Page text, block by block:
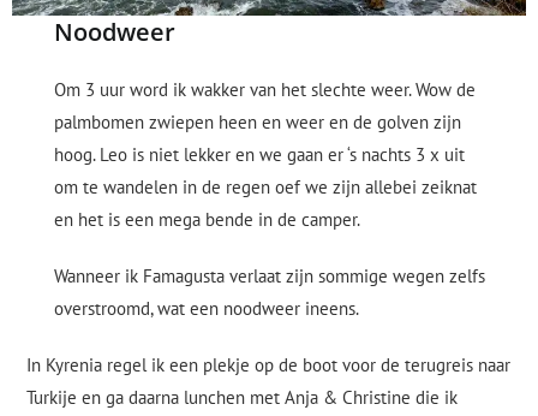
Noodweer
Om 3 uur word ik wakker van het slechte weer. Wow de
palmbomen zwiepen heen en weer en de golven zijn
hoog. Leo is niet lekker en we gaan er ‘s nachts 3 x uit
om te wandelen in de regen oef we zijn allebei zeiknat
en het is een mega bende in de camper.
Wanneer ik Famagusta verlaat zijn sommige wegen zelfs
overstroomd, wat een noodweer ineens.
In Kyrenia regel ik een plekje op de boot voor de terugreis naar
Turkije en ga daarna lunchen met Anja & Christine die ik